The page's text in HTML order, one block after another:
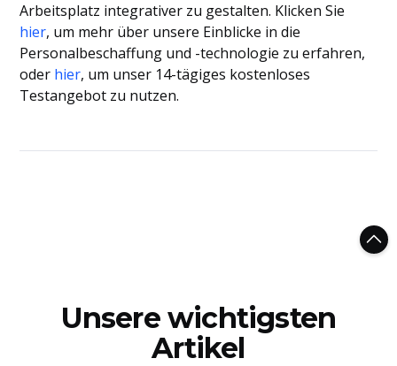
Arbeitsplatz integrativer zu gestalten. Klicken Sie
hier, um mehr über unsere Einblicke in die
Personalbeschaffung und -technologie zu erfahren,
oder hier, um unser 14-tägiges kostenloses
Testangebot zu nutzen.
Unsere wichtigsten
Artikel